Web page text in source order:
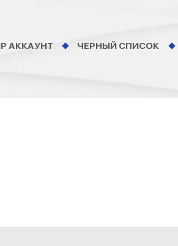
АККАУНТ ЧЕРНЫЙ СПИСОК